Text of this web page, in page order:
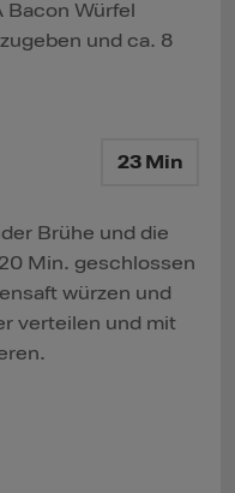
Bacon Würfel
und ca. 8
23 Min
Brühe und die
Min. geschlossen
würzen und
verteilen und mit